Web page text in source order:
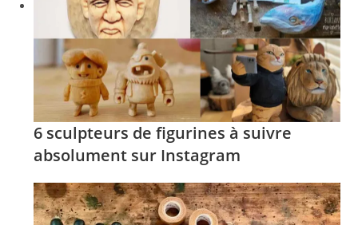
6 sculpteurs de figurines à suivre
absolument sur Instagram